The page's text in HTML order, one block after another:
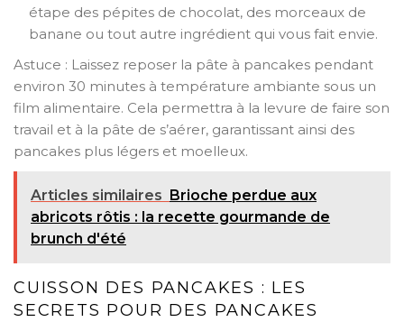
étape des pépites de chocolat, des morceaux de
banane ou tout autre ingrédient qui vous fait envie.
Astuce : Laissez reposer la pâte à pancakes pendant
environ 30 minutes à température ambiante sous un
film alimentaire. Cela permettra à la levure de faire son
travail et à la pâte de s’aérer, garantissant ainsi des
pancakes plus légers et moelleux.
Articles similaires Brioche perdue aux
abricots rôtis : la recette gourmande de
brunch d'été
CUISSON DES PANCAKES : LES
SECRETS POUR DES PANCAKES